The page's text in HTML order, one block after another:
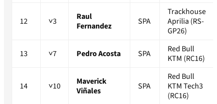
12 ˅3
Raul
Fernandez
SPA
Trackhouse
Aprilia (RS-
GP26)
13 ˅7 Pedro Acosta SPA
Red Bull
KTM (RC16)
14 ˅10
Maverick
Viñales
SPA
Red Bull
KTM Tech3
(RC16)